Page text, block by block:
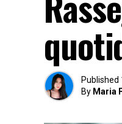
Published
By Maria